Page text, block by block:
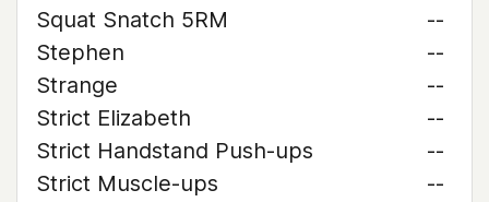
Squat Snatch 5RM
--
Stephen
--
Strange
--
Strict Elizabeth
--
Strict Handstand Push-ups
--
Strict Muscle-ups
--